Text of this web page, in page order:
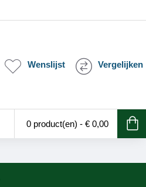
Wenslijst Vergelijken
0 product(en) - € 0,00